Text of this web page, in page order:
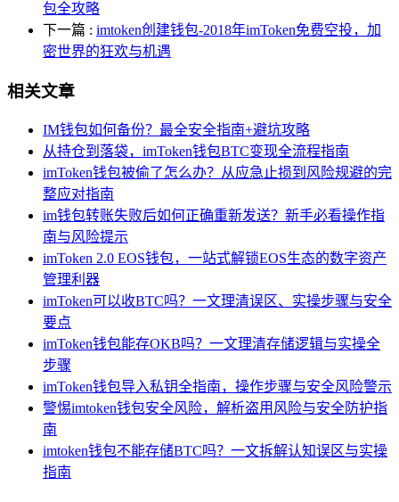
包全攻略
下一篇 : imtoken创建钱包-2018年imToken免费空投，加
密世界的狂欢与机遇
相关文章
IM钱包如何备份？最全安全指南+避坑攻略
从持仓到落袋，imToken钱包BTC变现全流程指南
imToken钱包被偷了怎么办？从应急止损到风险规避的完
整应对指南
im钱包转账失败后如何正确重新发送？新手必看操作指
南与风险提示
imToken 2.0 EOS钱包，一站式解锁EOS生态的数字资产
管理利器
imToken可以收BTC吗？一文理清误区、实操步骤与安全
要点
imToken钱包能存OKB吗？一文理清存储逻辑与实操全
步骤
imToken钱包导入私钥全指南，操作步骤与安全风险警示
警惕imtoken钱包安全风险，解析盗用风险与安全防护指
南
imtoken钱包不能存储BTC吗？一文拆解认知误区与实操
指南